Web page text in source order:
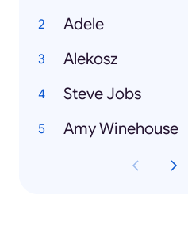
Adele
Alekosz
Steve Jobs
Amy Winehouse